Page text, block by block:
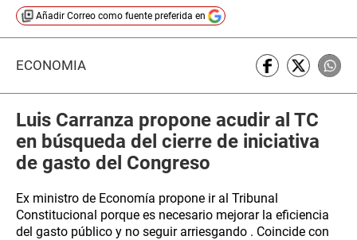
Añadir Correo como fuente preferida en
ECONOMÍA
Luis Carranza propone acudir al TC
en búsqueda del cierre de iniciativa
de gasto del Congreso
Ex ministro de Economía propone ir al Tribunal
Constitucional porque es necesario mejorar la eficiencia
del gasto público y no seguir arriesgando . Coincide con